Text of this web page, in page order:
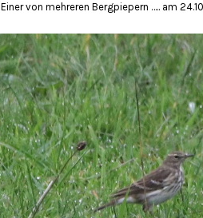
Einer von mehreren Bergpiepern ….. am